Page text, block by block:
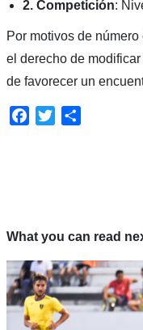
2. Competición:
Por motivos de
el derecho de
de favorecer un
Facebook
Twitter
What you can read